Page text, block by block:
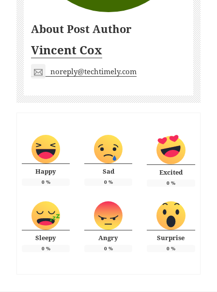
About Post Author
Vincent Cox
noreply@techtimely.com
Happy
0%
Sad
0%
Excited
0%
Sleepy
0%
Angry
0%
Surprise
0%